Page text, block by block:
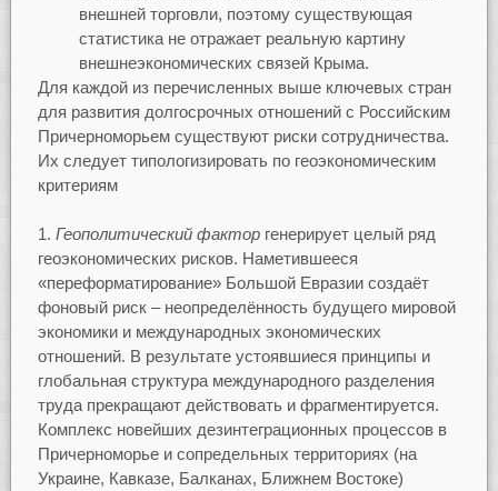
внешней торговли, поэтому существующая
статистика не отражает реальную картину
внешнеэкономических связей Крыма.
Для каждой из перечисленных выше ключевых стран
для развития долгосрочных отношений с Российским
Причерноморьем существуют риски сотрудничества.
Их следует типологизировать по геоэкономическим
критериям
Геополитический факторгенерирует целый ряд
геоэкономических рисков. Наметившееся
«переформатирование» Большой Евразии создаёт
фоновый риск – неопределённость будущего мировой
экономики и международных экономических
отношений. В результате устоявшиеся принципы и
глобальная структура международного разделения
труда прекращают действовать и фрагментируется.
Комплекс новейших дезинтеграционных процессов в
Причерноморье и сопредельных территориях (на
Украине, Кавказе, Балканах, Ближнем Востоке)